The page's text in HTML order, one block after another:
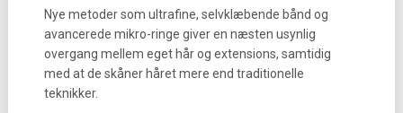
Nye metoder som ultrafine, selvklæbende bånd og
avancerede mikro-ringe giver en næsten usynlig
overgang mellem eget hår og extensions, samtidig
med at de skåner håret mere end traditionelle
teknikker.